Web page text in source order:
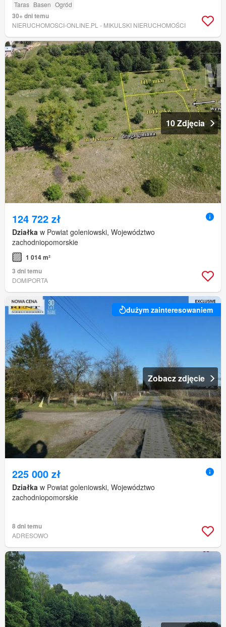
Taras Basen Ogród
30+ dni temu
NIERUCHOMOSCI-ONLINE.PL - MIKULSKI NIERUCHOMOŚCI
10 Zdjęcia
124 722 zł
Działka w Powiat goleniowski, Województwo
zachodniopomorskie
1 014 m²
3 dni temu
DOMIPORTA
dużym zainteresowaniem
Zobacz zdjęcie
225 000 zł
Działka w Powiat goleniowski, Województwo
zachodniopomorskie
8 dni temu
ADRESOWO